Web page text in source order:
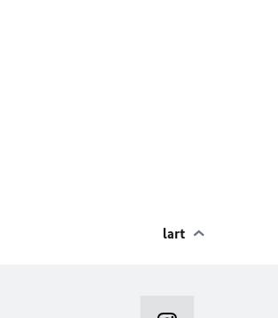
lart